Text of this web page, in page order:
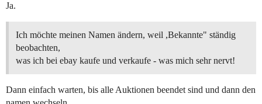
Ja.
Ich möchte meinen Namen ändern, weil ,Bekannte" ständig
beobachten,
was ich bei ebay kaufe und verkaufe - was mich sehr nervt!
Dann einfach warten, bis alle Auktionen beendet sind und dann den